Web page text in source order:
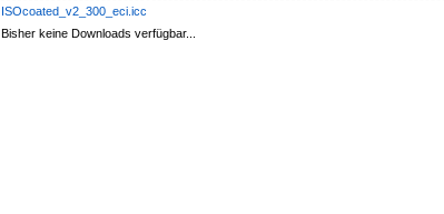
ISOcoated_v2_300_eci.icc
Bisher keine Downloads verfügbar...